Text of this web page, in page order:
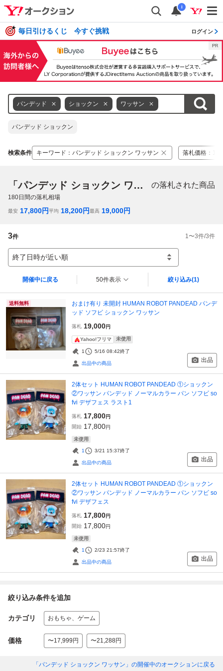
i
毎日引けるくじ 今すぐ挑戦 ログイン
パンデッド ショックン ワッサン
パンデッド ショックン
検索条件 キーワード ： パンデッド ショックン ワッサン 落札価格 ：
「パンデッド ショックン ワッサン」 の落札された商品
180日間の落札相場
最安 17,800円平均 18,200円最高 19,000円
3件 1 〜3件/3件
終了日時が近い順
開催中に戻る 50件表示 絞り込み(1)
送料無料
おまけ有り 未開封 HUMAN ROBOT PANDEAD パンデ
ッド ソフビ ショックン ワッサン
落札 19,000円
Yahoo!フリマ 未使用
1 5/16 08:42終了
出品中の商品 出品
2体セット HUMAN ROBOT PANDEAD ①ショックン
②ワッサン パンデッド ノーマルカラー パン ソフビ so
fvi デザフェス ラスト1
落札 17,800円
開始 17,800円
未使用
1 3/21 15:37終了
出品中の商品 出品
2体セット HUMAN ROBOT PANDEAD ①ショックン
②ワッサン パンデッド ノーマルカラー パン ソフビ so
fvi デザフェス
落札 17,800円
開始 17,800円
未使用
1 2/23 21:57終了
出品中の商品 出品
絞り込み条件を追加
カテゴリ おもちゃ、ゲーム
価格 〜17,999円 〜21,288円
「パンデッド ショックン ワッサン」 の開催中のオークションに戻る